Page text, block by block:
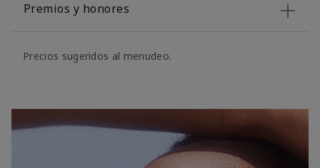
Premios y honores
Precios sugeridos al menudeo.